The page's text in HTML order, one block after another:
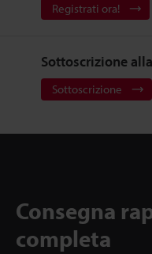
Registrati ora!
Sottoscrizione
Sottoscrizione
Consegna
completa